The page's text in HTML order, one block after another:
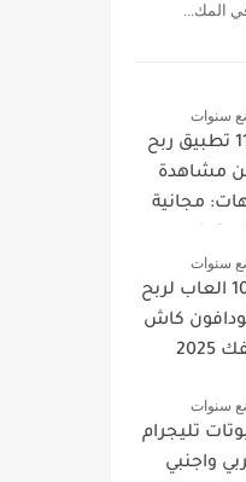
المك...
سنوات
أفضل 11 تطبيق ربح
مشاهدة
مجانية
سنوات
أفضل 10 العاب لربح
كاش
سنوات
تليجرام
واجنبي